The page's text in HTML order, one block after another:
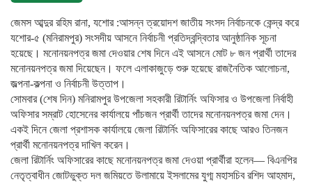
জেমস আব্দুর রহিম রানা, যশোর :আসন্ন ত্রয়োদশ জাতীয় সংসদ নির্বাচনকে কেন্দ্র করে
যশোর-৫ (মনিরামপুর) সংসদীয় আসনে নির্বাচনী প্রতিদ্বন্দ্বিতার আনুষ্ঠানিক সূচনা
হয়েছে। মনোনয়নপত্র জমা দেওয়ার শেষ দিনে এই আসনে মোট ৮ জন প্রার্থী তাদের
মনোনয়নপত্র জমা দিয়েছেন। ফলে এলাকাজুড়ে শুরু হয়েছে রাজনৈতিক আলোচনা,
জল্পনা-কল্পনা ও নির্বাচনী উত্তাপ।
সোমবার (শেষ দিন) মনিরামপুর উপজেলা সহকারী রিটার্নিং অফিসার ও উপজেলা নির্বাহী
অফিসার সম্রাট হোসেনের কার্যালয়ে পাঁচজন প্রার্থী তাদের মনোনয়নপত্র জমা দেন।
একই দিনে জেলা প্রশাসক কার্যালয়ে জেলা রিটার্নিং অফিসারের কাছে আরও তিনজন
প্রার্থী মনোনয়নপত্র দাখিল করেন।
জেলা রিটার্নিং অফিসারের কাছে মনোনয়নপত্র জমা দেওয়া প্রার্থীরা হলেন— বিএনপির
নেতৃত্বাধীন জোটভুক্ত দল জমিয়তে উলামায়ে ইসলামের যুগ্ম মহাসচিব রশিদ আহমাদ,